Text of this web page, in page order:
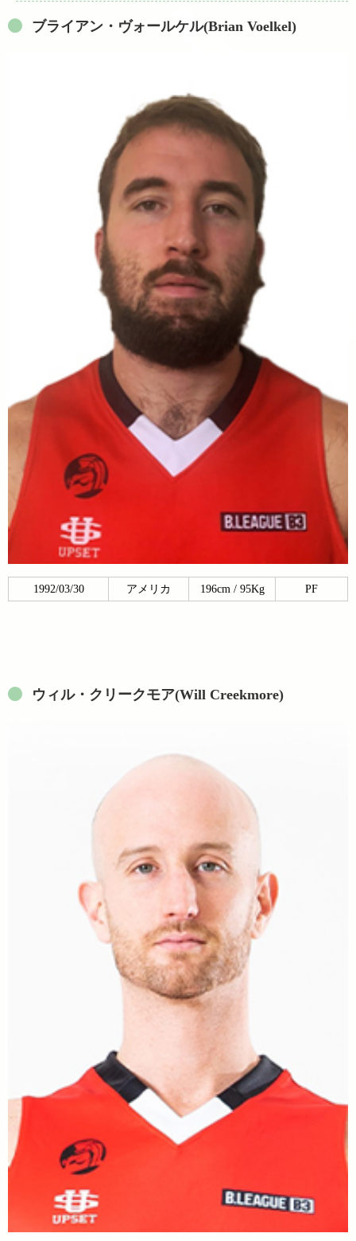
ブライアン・ヴォールケル(Brian Voelkel)
1992/03/30 アメリカ 196cm / 95Kg PF
ウィル・クリークモア(Will Creekmore)